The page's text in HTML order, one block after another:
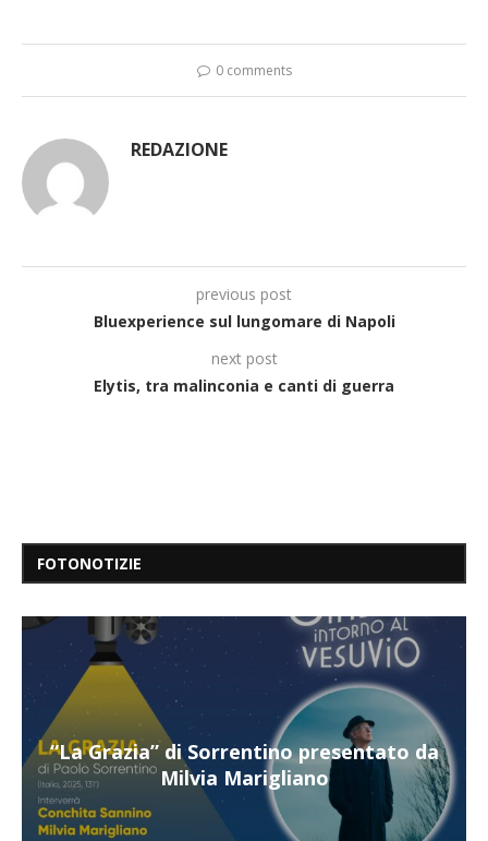
0 comments
REDAZIONE
previous post
Bluexperience sul lungomare di Napoli
next post
Elytis, tra malinconia e canti di guerra
FOTONOTIZIE
da
“Il respiro del mare”, personale di Terry
Mangiatordi